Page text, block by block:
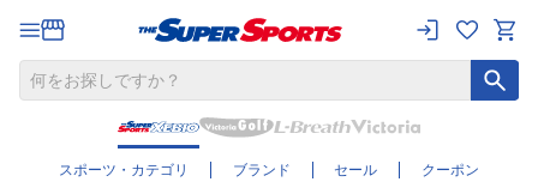
スポーツ・カテゴリ ブランド セール クーポン